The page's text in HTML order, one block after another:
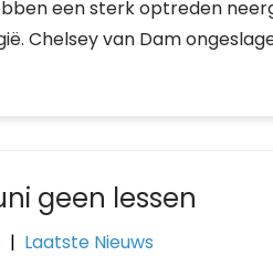
een sterk optreden
Chelsey van Dam
geen lessen
| Laatste Nieuws